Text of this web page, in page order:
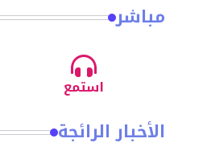
مباشر
استمع
الأخبار الرائجة